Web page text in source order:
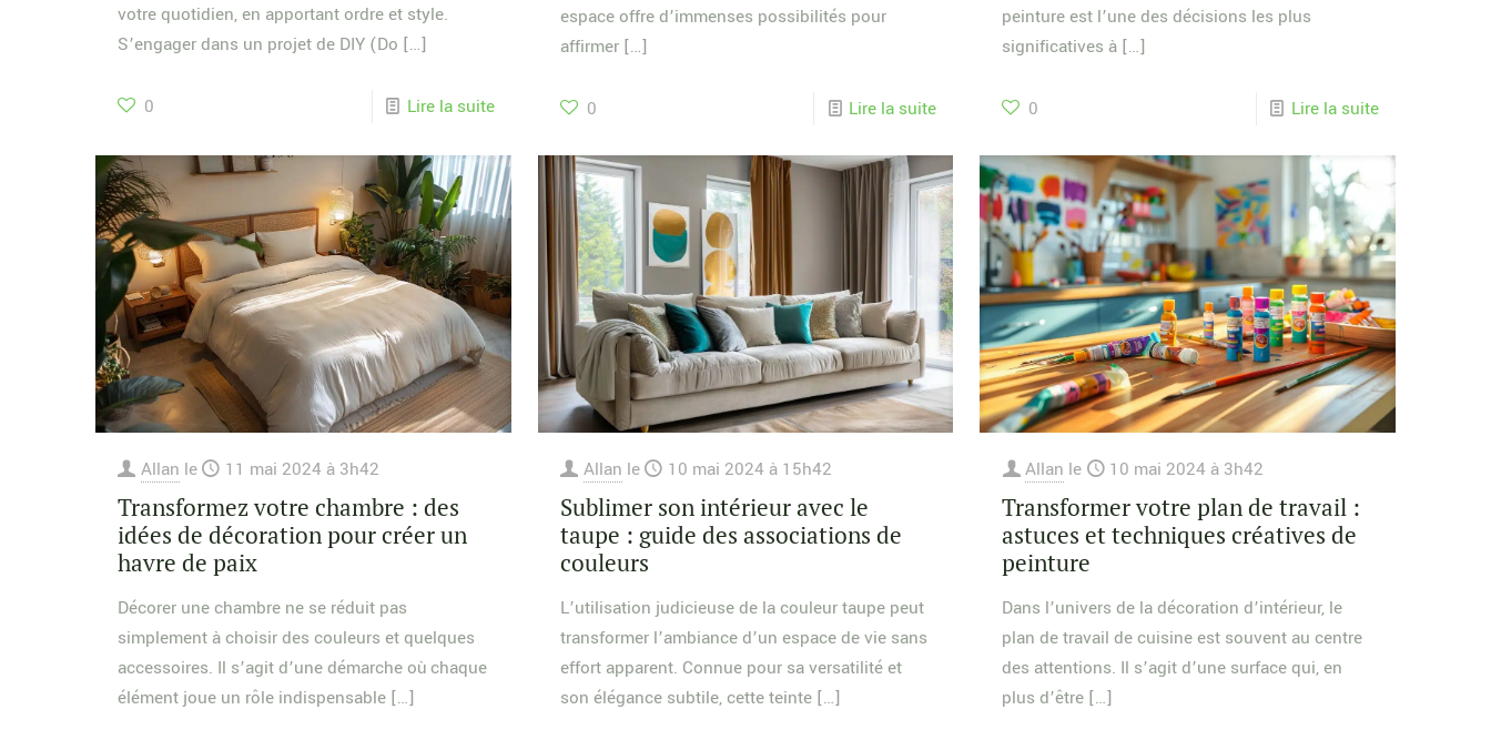
votre quotidien, en apportant ordre et style.
S’engager dans un projet de DIY (Do […]
0 Lire la suite
espace offre d’immenses possibilités pour
affirmer[…]
0 Lire la suite
peinture est l’une des décisions les plus
significatives à […]
0 Lire la suite
Allan le 11 mai 2024 à 3h42
Transformez votre chambre : des
idées de décoration pour créer un
havre de paix
Décorer une chambre ne se réduit pas
simplement à choisir des couleurs et quelques
accessoires. Il s’agit d’une démarche où chaque
élément joue un rôle indispensable[…]
Allan le 10 mai 2024 à 15h42
Sublimer son intérieur avec le
taupe : guide des associations de
couleurs
L’utilisation judicieuse de la couleur taupe peut
transformer l’ambiance d’un espace de vie sans
effort apparent. Connue pour sa versatilité et
son élégance subtile, cette teinte[…]
Allan le 10 mai 2024 à 3h42
Transformer votre plan de travail :
astuces et techniques créatives de
peinture
Dans l’univers de la décoration d’intérieur, le
plan de travail de cuisine est souvent au centre
des attentions. Il s’agit d’une surface qui, en
plus d’être […]